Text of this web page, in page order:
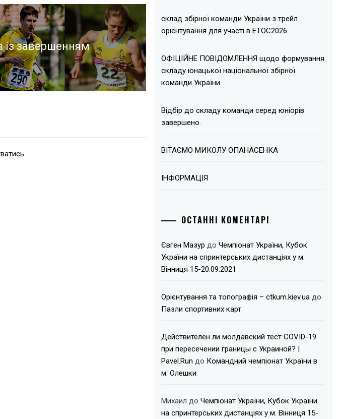
із завершенням
склад збірної команди України з трейл
орієнтування для участі в ЕТОС2026.
ОФІЦІЙНЕ ПОВІДОМЛЕННЯ щодо формування
складу юнацької національної збірної
команди України
Відбір до складу команди серед юніорів
завершено.
ВІТАЄМО МИКОЛУ ОПАНАСЕНКА
ІНФОРМАЦІЯ
ОСТАННІ КОМЕНТАРІ
Євген Мазур доЧемпіонат України, Кубок
України на спринтерських дистанціях у м.
Вінниця 15-20.09.2021
Орієнтування та топографія – ctkum.kiev.ua до
Пазли спортивних карт
Действителен ли молдавский тест COVID-19
при пересечении границы с Украиной? |
Pavel.Run до Командний чемпіонат України в
м. Олешки
Михаил доЧемпіонат України, Кубок України
на спринтерських дистанціях у м. Вінниця 15-